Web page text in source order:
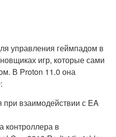
управления геймпадом в
игр, которые сами
В Proton 11.0 она
при взаимодействии с EA
контроллера в